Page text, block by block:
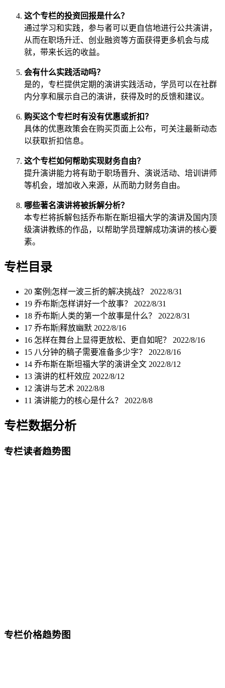
这个专栏的投资回报是什么？
通过学习和实践，参与者可以更自信地进行公共演讲，
从而在职场升迁、创业融资等方面获得更多机会与成
就，带来长远的收益。
会有什么实践活动吗？
是的，专栏提供定期的演讲实践活动，学员可以在社群
内分享和展示自己的演讲，获得及时的反馈和建议。
购买这个专栏时有没有优惠或折扣？
具体的优惠政策会在购买页面上公布，可关注最新动态
以获取折扣信息。
这个专栏如何帮助实现财务自由？
提升演讲能力将有助于职场晋升、演说活动、培训讲师
等机会，增加收入来源，从而助力财务自由。
哪些著名演讲将被拆解分析？
本专栏将拆解包括乔布斯在斯坦福大学的演讲及国内顶
级演讲教练的作品，以帮助学员理解成功演讲的核心要
素。
专栏目录
20 案例|怎样一波三折的解决挑战？ 2022/8/31
19 乔布斯|怎样讲好一个故事？ 2022/8/31
18 乔布斯|人类的第一个故事是什么？ 2022/8/31
17 乔布斯|释放幽默 2022/8/16
16 怎样在舞台上显得更放松、更自如呢？ 2022/8/16
15 八分钟的稿子需要准备多少字？ 2022/8/16
14 乔布斯在斯坦福大学的演讲全文 2022/8/12
13 演讲的杠杆效应 2022/8/12
12 演讲与艺术 2022/8/8
11 演讲能力的核心是什么？ 2022/8/8
专栏数据分析
专栏读者趋势图
专栏价格趋势图